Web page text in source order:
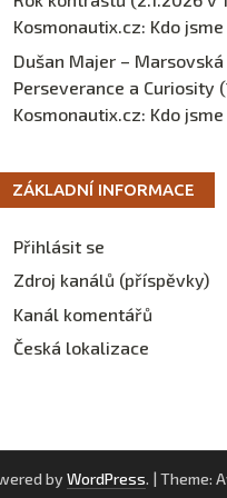
Kosmonautix.cz: Kdo jsme
Dušan Majer –
Perseverance a Curiosity
Kosmonautix.cz: Kdo jsme
ZÁKLADNÍ INFORMACE
Přihlásit se
Zdroj kanálů (příspěvky)
Kanál komentářů
Česká lokalizace
by WordPress. | Theme: